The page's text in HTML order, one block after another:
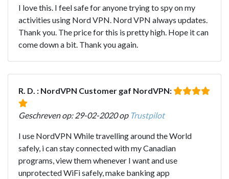
I love this. I feel safe for anyone trying to spy on my
activities using Nord VPN. Nord VPN always updates.
Thank you. The price for this is pretty high. Hope it can
come down a bit. Thank you again.
R. D. : NordVPN Customer gaf NordVPN:
Geschreven op: 29-02-2020 op Trustpilot
I use NordVPN While travelling around the World
safely, i can stay connected with my Canadian
programs, view them whenever I want and use
unprotected WiFi safely, make banking app